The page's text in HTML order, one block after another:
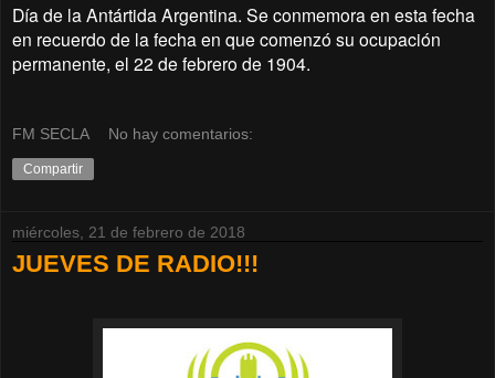
Día de la Antártida Argentina. Se conmemora en esta fecha
en recuerdo de la fecha en que comenzó su ocupación
permanente, el 22 de febrero de 1904.
FM SECLA No hay comentarios:
Compartir
miércoles, 21 de febrero de 2018
JUEVES DE RADIO!!!